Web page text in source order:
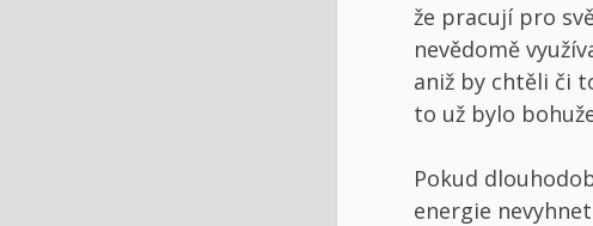
že pracují pro
nevědomě
aniž by chtěli či
to už bylo
Pokud
energie